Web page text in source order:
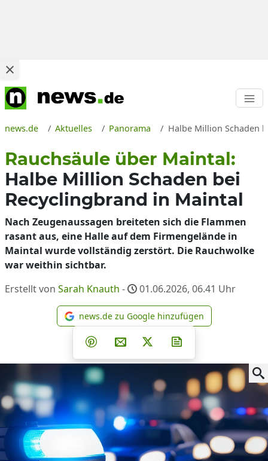
news.de Aktuelles Panorama Halbe Million Schaden
Rauchsäule über Maintal:
Halbe Million Schaden bei
Recyclingbrand in Maintal
Nach Zeugenaussagen breiteten sich die Flammen
rasant aus, eine Halle auf dem Firmengelände in
Maintal wurde vollständig zerstört. Die Rauchwolke
war weithin sichtbar.
Erstellt von Sarah Knauth - 01.06.2026, 06.41 Uhr
news.de zu Google
news.de zu Google hinzufügen
Teilen auf Facebook
Teilen auf Whatsapp
Teilen auf Telegram
Teilen auf Pinterest
Per E-Mail teilen
Post auf X